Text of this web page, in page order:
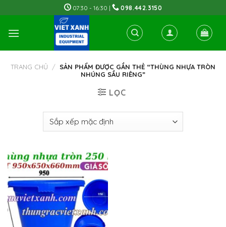
to
content
07:30 - 16:30 | 098.442.3150
TRANG CHỦ / SẢN PHẨM ĐƯỢC GẮN THẺ “THÙNG NHỰA TRÒN
NHÚNG SẦU RIÊNG”
LỌC